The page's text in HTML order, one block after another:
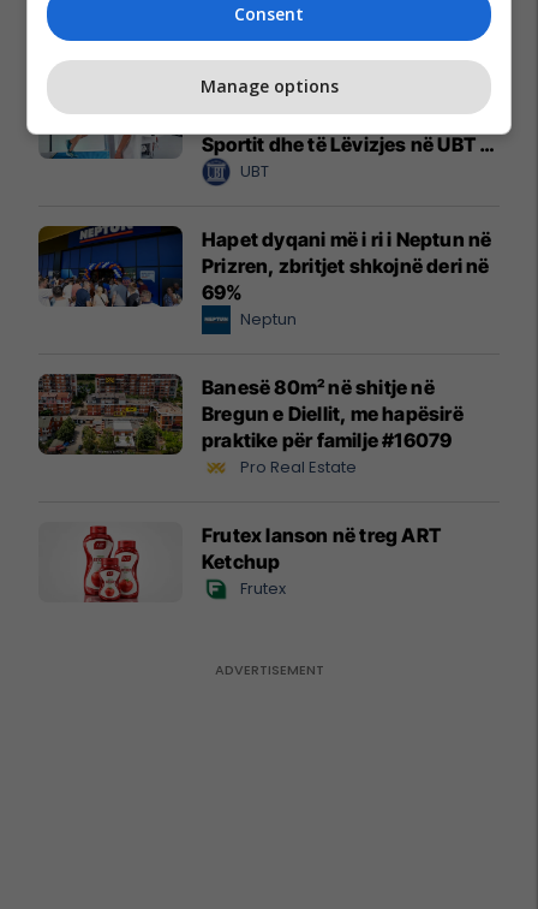
Reklamo këtu
20% bursë për të gjithë
studentët e rinj në Shkencat e
Sportit dhe të Lëvizjes në UBT –
vendet janë të limituara
UBT
Hapet dyqani më i ri i Neptun në
Prizren, zbritjet shkojnë deri në
69%
Neptun
Banesë 80m² në shitje në
Bregun e Diellit, me hapësirë
praktike për familje #16079
Pro Real Estate
Frutex lanson në treg ART
Ketchup
Frutex
Consent
Manage options